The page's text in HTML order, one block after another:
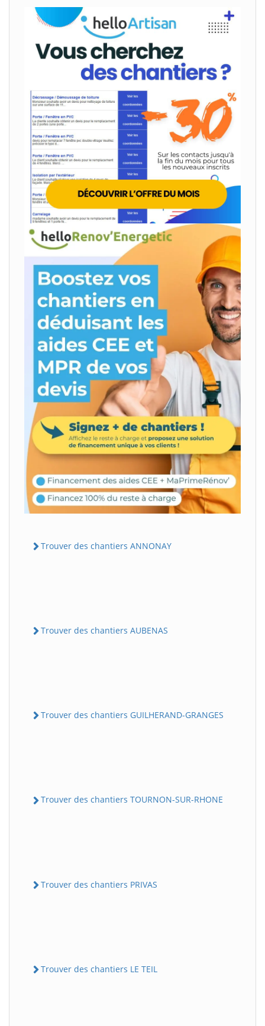
Trouver des chantiers ANNONAY
Trouver des chantiers AUBENAS
Trouver des chantiers GUILHERAND-GRANGES
Trouver des chantiers TOURNON-SUR-RHONE
Trouver des chantiers PRIVAS
Trouver des chantiers LE TEIL